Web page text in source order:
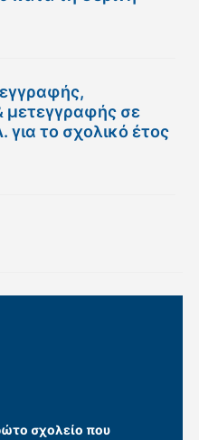
σε
το σχολικό έτος
σχολείο που